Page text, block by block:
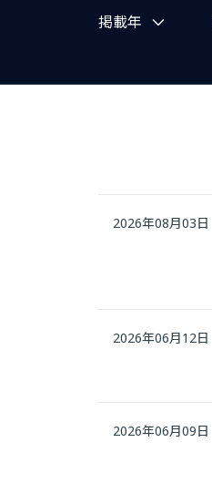
掲載年
2026年08月03日
2026年06月12日
2026年06月09日